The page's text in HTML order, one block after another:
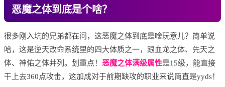
恶魔之体到底是个啥？
很多刚入坑的兄弟都在问，这恶魔之体到底是啥玩意儿？简单说
哈，这是逆天改命系统里的四大体质之一，跟血龙之体、先天之
体、神佑之体并列。划重点！ 恶魔之体满级属性是15级，能直接
干上去360点攻击，这加成对于前期缺攻的职业来说简直是yyds！